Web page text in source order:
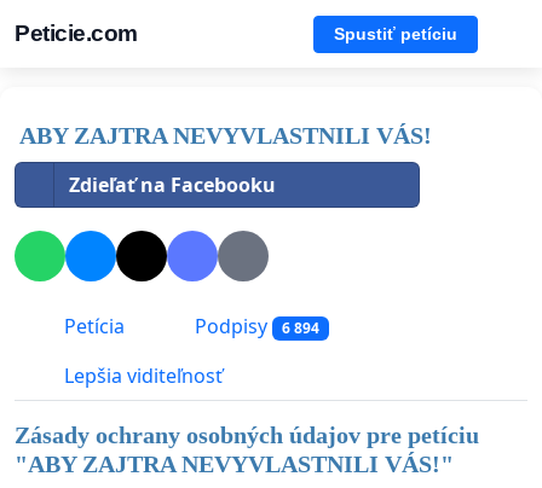
Peticie.com Spustiť petíciu
ABY ZAJTRA NEVYVLASTNILI VÁS!
Zdieľať na Facebooku
Petícia Podpisy 6 894
Lepšia viditeľnosť
Zásady ochrany osobných údajov pre petíciu
"ABY ZAJTRA NEVYVLASTNILI VÁS!"